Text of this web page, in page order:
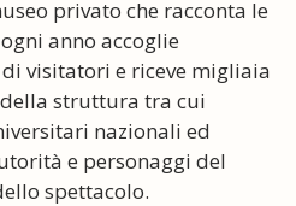
privato che racconta le
anno accoglie
visitatori e riceve migliaia
struttura tra cui
nazionali ed
e personaggi del
spettacolo.